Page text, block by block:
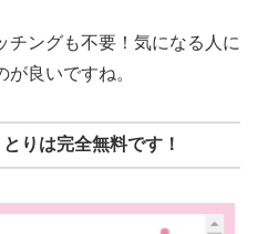
チングも不要！気になる人に
良いですね。
りは完全無料です！